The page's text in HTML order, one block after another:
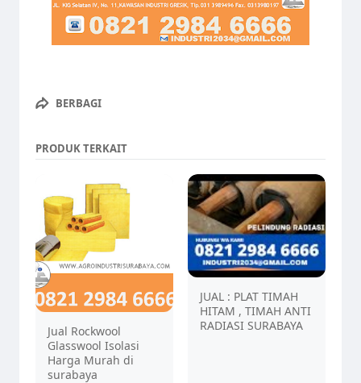
BERBAGI
PRODUK TERKAIT
Jual Rockwool
Glasswool Isolasi
Harga Murah di
surabaya
JUAL : PLAT TIMAH
HITAM , TIMAH ANTI
RADIASI SURABAYA